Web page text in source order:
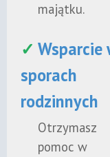
majątku.
✓ Wsparcie
sporach
rodzinnych
Otrzymasz
pomoc w